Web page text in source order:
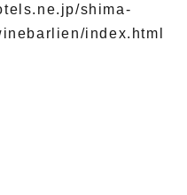
shima-
index.html